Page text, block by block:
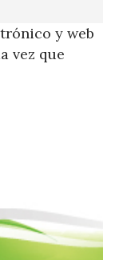
y web
vez que